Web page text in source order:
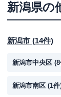
新潟県の
新潟市 (14件)
新潟市中央区 (8
新潟市南区 (1件